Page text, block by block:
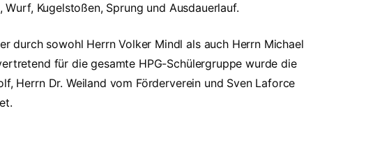
Kugelstoßen, Sprung und Ausdauerlauf.
durch sowohl Herrn Volker Mindl als auch Herrn Michael
für die gesamte HPG-Schülergruppe wurde die
Herrn Dr. Weiland vom Förderverein und Sven Laforce